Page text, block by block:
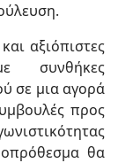
αξιόπιστες
συνθήκες
σε μια αγορά
προς
θα